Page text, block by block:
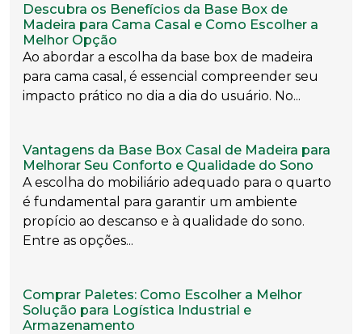
Descubra os Benefícios da Base Box de
Madeira para Cama Casal e Como Escolher a
Melhor Opção
Ao abordar a escolha da base box de madeira
para cama casal, é essencial compreender seu
impacto prático no dia a dia do usuário. No...
Vantagens da Base Box Casal de Madeira para
Melhorar Seu Conforto e Qualidade do Sono
A escolha do mobiliário adequado para o quarto
é fundamental para garantir um ambiente
propício ao descanso e à qualidade do sono.
Entre as opções...
Comprar Paletes: Como Escolher a Melhor
Solução para Logística Industrial e
Armazenamento